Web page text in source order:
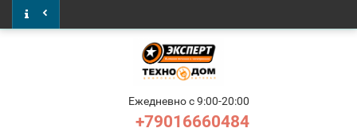
Ежедневно c 9:00-20:00
+79016660484